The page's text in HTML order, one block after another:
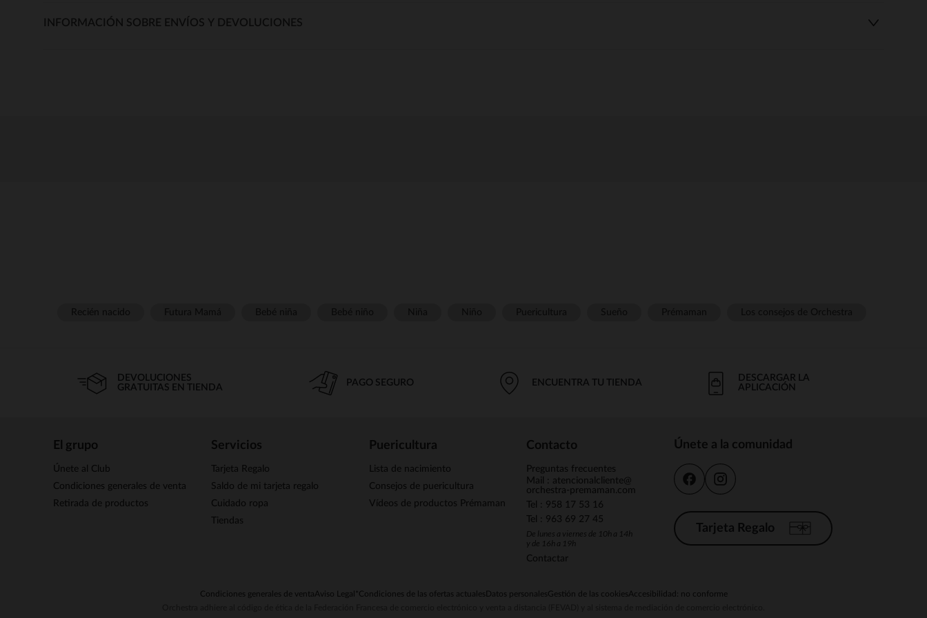
INFORMACIÓN SOBRE ENVÍOS Y DEVOLUCIONES
DEVOLUCIONES
GRATUITAS EN TIENDA
PAGO SEGURO ENCUENTRA TU TIENDA
DESCARGAR LA
APLICACIÓN
El grupo
Únete al Club
Condiciones generales de venta
Retirada de productos
Servicios
Tarjeta Regalo
Saldo de mi tarjeta regalo
Cuidado ropa
Tiendas
Puericultura
Lista de nacimiento
Consejos de puericultura
Vídeos de productos Prémaman
Contacto
Preguntas frecuentes
Mail : atencionalcliente@
orchestra-premaman.com
Tel : 958 17 53 16
Tel : 963 69 27 45
De lunes a viernes de 10h a 14h
y de 16h a 19h
Contactar
Únete a la comunidad
Tarjeta Regalo
Condiciones generales de ventaAviso Legal *Condiciones de las ofertas actuales Datos personalesGestión de las cookiesAccesibilidad: no conforme